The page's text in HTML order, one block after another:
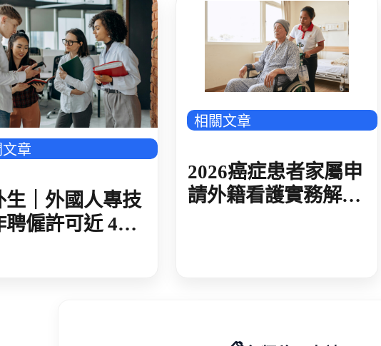
章
生｜外國人專技
聘僱許可近 4
相關文章
2026癌症患者家屬申
請外籍看護實務解